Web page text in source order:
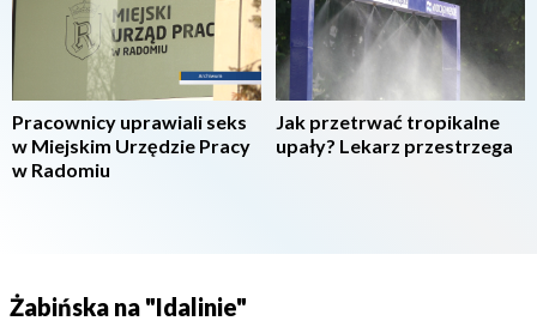
Pracownicy uprawiali seks
w Miejskim Urzędzie Pracy
w Radomiu
Jak przetrwać tropikalne
upały? Lekarz przestrzega
Żabińska na "Idalinie"